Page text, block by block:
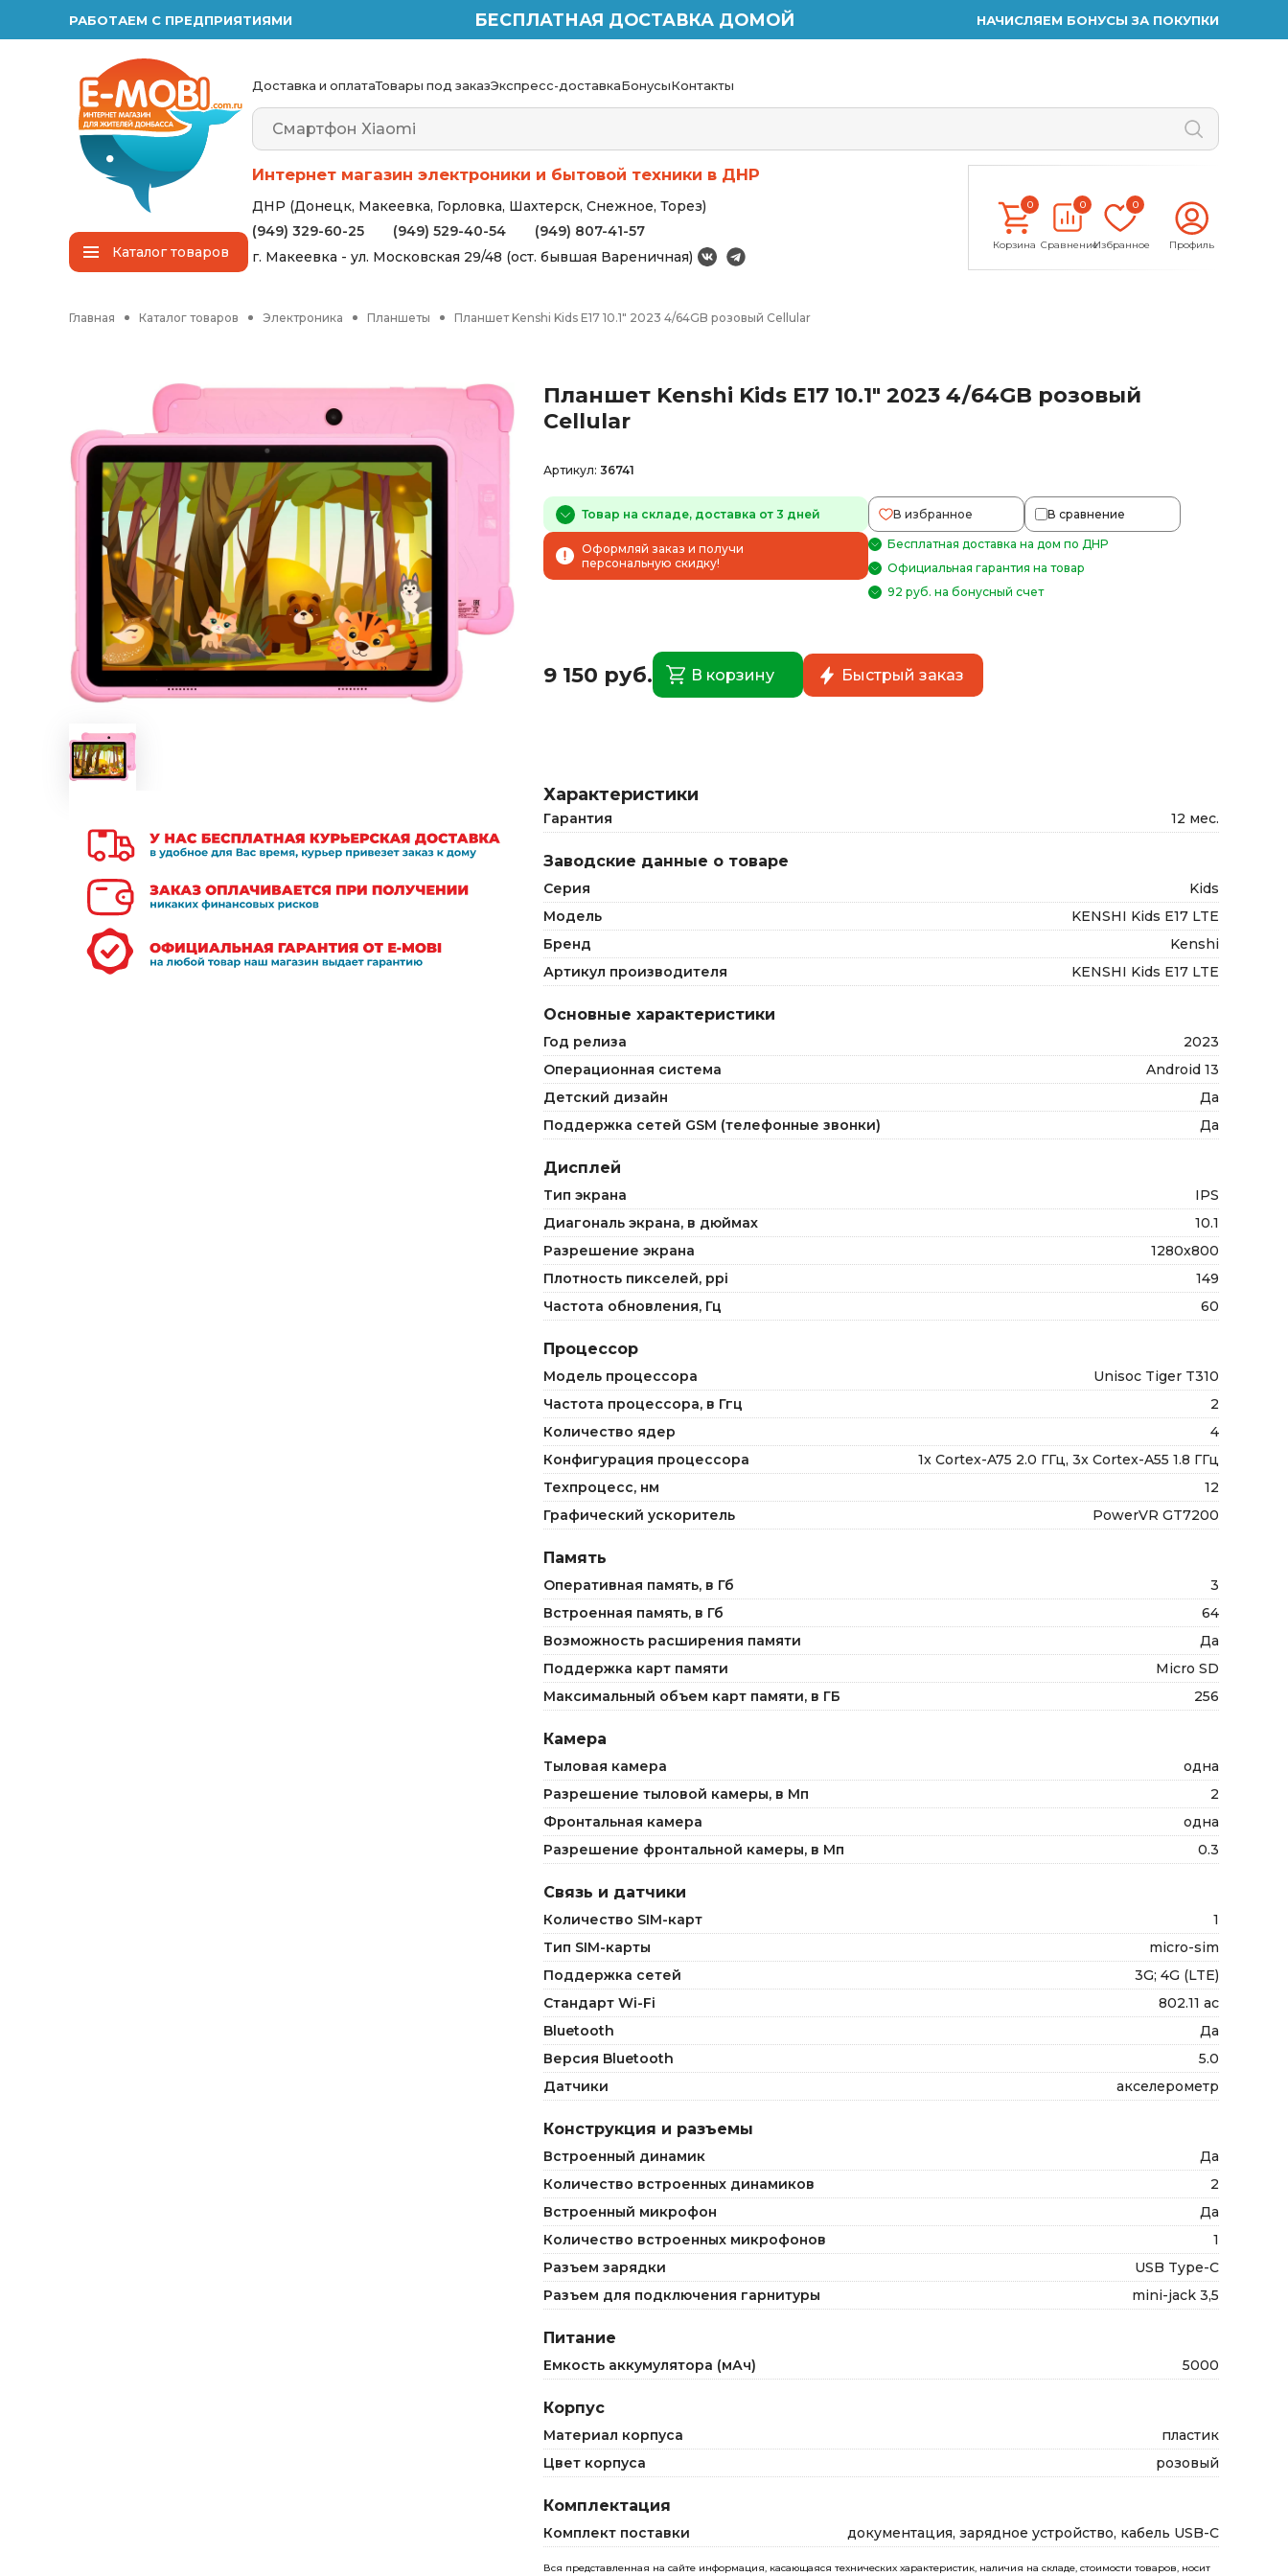
РАБОТАЕМ С ПРЕДПРИЯТИЯМИ БЕСПЛАТНАЯ ДОСТАВКА ДОМОЙ НАЧИСЛЯЕМ БОНУСЫ ЗА ПОКУПКИ
Каталогтоваров
Доставка и оплатаТовары под заказЭкспресс-доставкаБонусыКонтакты
Интернет магазин электроники и бытовой техники в ДНР
ДНР (Донецк, Макеевка, Горловка, Шахтерск, Снежное, Торез)
(949) 329-60-25
(949) 529-40-54
(949) 807-41-57
г. Макеевка - ул. Московская 29/48 (ост. бывшая Вареничная)
0
Корзина
0
Сравнение
0
Избранное Профиль
Главная Каталог товаров Электроника Планшеты Планшет Kenshi Kids E17 10.1" 2023 4/64GB розовый Cellular
Планшет Kenshi Kids E17 10.1" 2023 4/64GB розовый
Cellular
Артикул: 36741
Товар на складе, доставка от 3 дней В избранное В сравнение
Оформляй заказ и получи
персональную скидку!
Бесплатная доставка на дом по ДНР
Официальная гарантия на товар
92 руб. на бонусный счет
9 150 руб. В корзину Быстрый заказ
Характеристики
Гарантия 12 мес.
Заводские данные о товаре
Серия
Kids
Модель
KENSHI Kids E17 LTE
Бренд
Kenshi
Артикул производителя
KENSHI Kids E17 LTE
Основные характеристики
Год релиза
2023
Операционная система
Android 13
Детский дизайн
Да
Поддержка сетей GSM (телефонные звонки)
Да
Дисплей
Тип экрана
IPS
Диагональ экрана, в дюймах
10.1
Разрешение экрана
1280x800
Плотность пикселей, ppi
149
Частота обновления, Гц
60
Процессор
Модель процессора
Unisoc Tiger T310
Частота процессора, в Ггц
2
Количество ядер
4
Конфигурация процессора
1x Cortex-A75 2.0 ГГц, 3x Cortex-A55 1.8 ГГц
Техпроцесс, нм
12
Графический ускоритель
PowerVR GT7200
Память
Оперативная память, в Гб
3
Встроенная память, в Гб
64
Возможность расширения памяти
Да
Поддержка карт памяти
Micro SD
Максимальный объем карт памяти, в ГБ
256
Камера
Тыловая камера
одна
Разрешение тыловой камеры, в Мп
2
Фронтальная камера
одна
Разрешение фронтальной камеры, в Мп
0.3
Связь и датчики
Количество SIM-карт
1
Тип SIM-карты
micro-sim
Поддержка сетей
3G; 4G (LTE)
Стандарт Wi-Fi
802.11 ac
Bluetooth
Да
Версия Bluetooth
5.0
Датчики
акселерометр
Конструкция и разъемы
Встроенный динамик
Да
Количество встроенных динамиков
2
Встроенный микрофон
Да
Количество встроенных микрофонов
1
Разъем зарядки
USB Type-C
Разъем для подключения гарнитуры
mini-jack 3,5
Питание
Емкость аккумулятора (мАч) 5000
Корпус
Материал корпуса
пластик
Цвет корпуса
розовый
Комплектация
Комплект поставки документация, зарядное устройство, кабель USB-C
Вся представленная на сайте информация, касающаяся технических характеристик, наличия на складе, стоимости товаров, носит